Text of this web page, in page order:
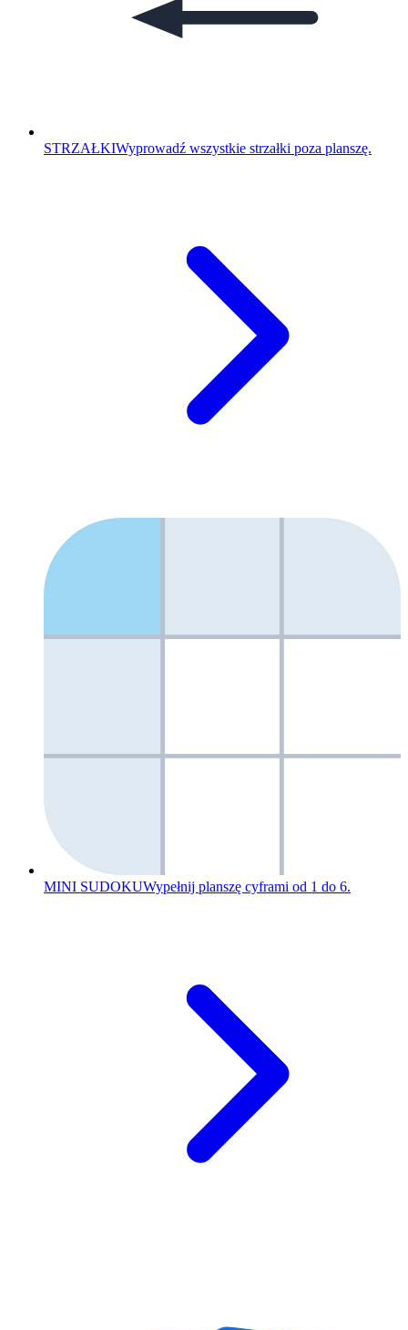
STRZAŁKIWyprowadź wszystkie strzałki poza planszę.
MINI SUDOKUWypełnij planszę cyframi od 1 do 6.